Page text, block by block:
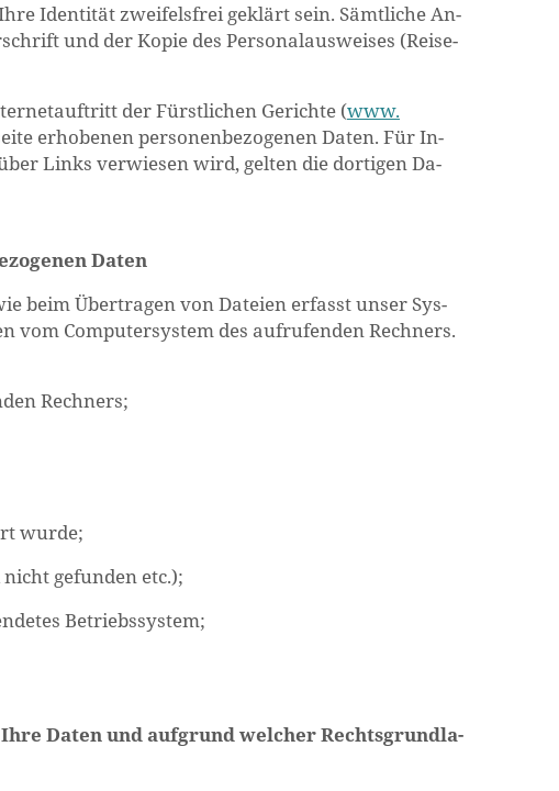
Iden­ti­tät zwei­fels­frei ge­klärt sein. Sämt­li­che An­
und der Kopie des Per­so­nal­aus­wei­ses (Rei­se­
der Fürst­li­chen Ge­rich­te (www.​
er­ho­be­nen per­so­nen­be­zo­ge­nen Daten. Für In­
Links ver­wie­sen wird, gel­ten die dor­ti­gen Da­
Daten
beim Über­tra­gen von Da­tei­en er­fasst unser Sys­
Com­pu­ter­sys­tem des auf­ru­fen­den Rech­ners.
Rech­ners;
wurde;
ge­fun­den etc.);
Be­triebs­sys­tem;
Daten und auf­grund wel­cher Rechts­grund­la­